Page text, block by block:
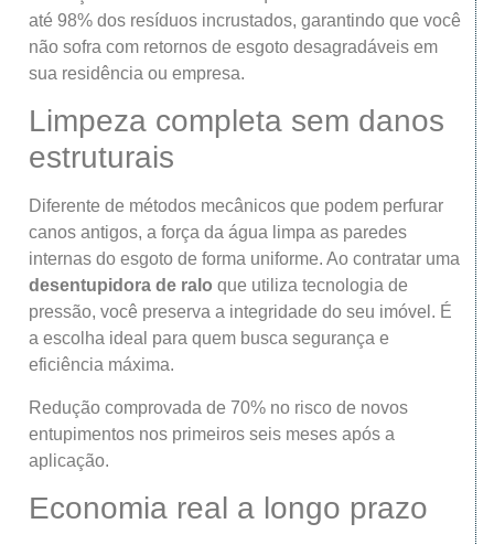
até 98% dos resíduos incrustados, garantindo que você
não sofra com retornos de esgoto desagradáveis em
sua residência ou empresa.
Limpeza completa sem danos
estruturais
Diferente de métodos mecânicos que podem perfurar
canos antigos, a força da água limpa as paredes
internas do esgoto de forma uniforme. Ao contratar uma
desentupidora de ralo que utiliza tecnologia de
pressão, você preserva a integridade do seu imóvel. É
a escolha ideal para quem busca segurança e
eficiência máxima.
Redução comprovada de 70% no risco de novos
entupimentos nos primeiros seis meses após a
aplicação.
Economia real a longo prazo